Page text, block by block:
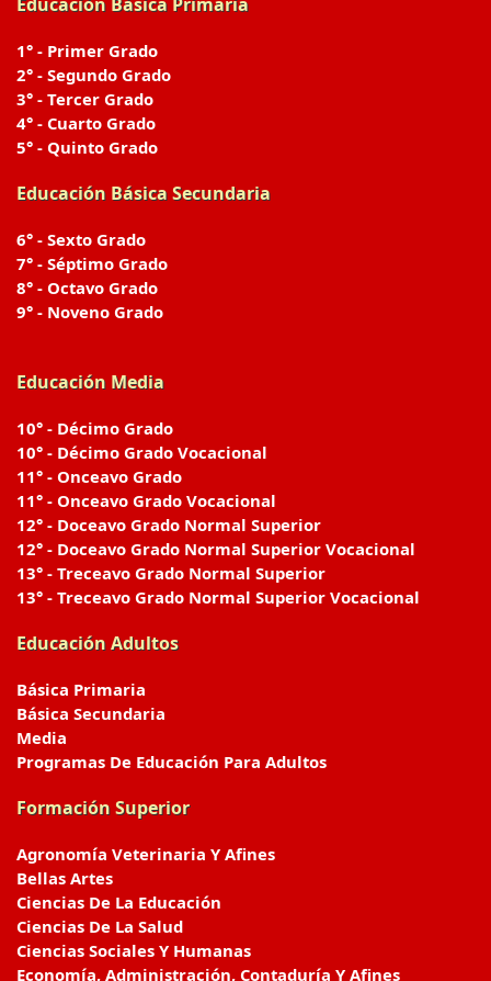
1° - Primer Grado
2° - Segundo Grado
3° - Tercer Grado
4° - Cuarto Grado
5° - Quinto Grado
Educación Básica Secundaria
6° - Sexto Grado
7° - Séptimo Grado
8° - Octavo Grado
9° - Noveno Grado
Educación Media
10° - Décimo Grado
10° - Décimo Grado Vocacional
11° - Onceavo Grado
11° - Onceavo Grado Vocacional
12° - Doceavo Grado Normal Superior
12° - Doceavo Grado Normal Superior Vocacional
13° - Treceavo Grado Normal Superior
13° - Treceavo Grado Normal Superior Vocacional
Educación Adultos
Básica Primaria
Básica Secundaria
Media
Programas De Educación Para Adultos
Formación Superior
Agronomía Veterinaria Y Afines
Bellas Artes
Ciencias De La Educación
Ciencias De La Salud
Ciencias Sociales Y Humanas
Economía, Administración, Contaduría Y Afines